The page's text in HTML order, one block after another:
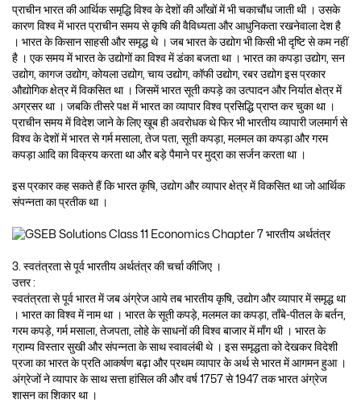
प्राचीन भारत की आर्थिक समृद्धि विश्व के देशों की आँखों में भी चकाचौंध जाती थी । उसके
कारण विश्व में भारत प्राचीन समय से कृषि की वैविध्यता और आधुनिकता रखनेवाला देश है
। भारत के किसान साहसी और समृद्ध थे । जब भारत के उद्योग भी किसी भी दृष्टि से कम नहीं
है । एक समय में भारत के उद्योगों का विश्व में डंका बजता था । भारत का कपड़ा उद्योग, सन
उद्योग, कागज उद्योग, कोयला उद्योग, चाय उद्योग, कॉफी उद्योग, रबर उद्योग इस प्रकार
औद्योगिक क्षेत्र में विकसित था । जिसमें भारत सूती कपड़े का उत्पादन और निर्यात क्षेत्र में
अग्रसर था । जबकि तीसरे पक्ष में भारत का व्यापार विश्व प्रसिद्धि प्राप्त कर चुका था ।
प्राचीन समय में विदेश जाने के लिए खूब ही अवरोधक थे फिर भी भारतीय व्यापारी जलमार्ग से
विश्व के देशों में भारत से गर्म मसाला, तेज पता, सूती कपड़ा, मलमल का कपड़ा और गरम
कपड़ा आदि का विक्रय करता था और बड़े पैमाने पर मुद्रा का सर्जन करता था ।
इस प्रकार कह सकते हैं कि भारत कृषि, उद्योग और व्यापार क्षेत्र में विकसित था जो आर्थिक
संपन्नता का प्रतीक था ।
3. स्वतंत्रता से पूर्व भारतीय अर्थतंत्र की चर्चा कीजिए ।
उत्तर :
स्वतंत्रता से पूर्व भारत में जब अंग्रेज आये तब भारतीय कृषि, उद्योग और व्यापार में समृद्ध था
। भारत का विश्व में नाम था । भारत के सूती कपड़े, मलमल का कपड़ा, ताँबे-पीतल के बर्तन,
गरम कपड़े, गर्म मसाला, तेजपता, लोहे के साधनों की विश्व बाजार में माँग थी । भारत के
ग्राम्य विस्तार सुखी और संपन्नता के साथ स्वावलंबी थे । इस समृद्धता को देखकर विदेशी
प्रजा का भारत के प्रति आकर्षण बढ़ा और प्रथम व्यापार के अर्थ से भारत में आगमन हुआ ।
अंग्रेजों ने व्यापार के साथ सत्ता हांसिल की और वर्ष 1757 से 1947 तक भारत अंग्रेज
शासन का शिकार था ।